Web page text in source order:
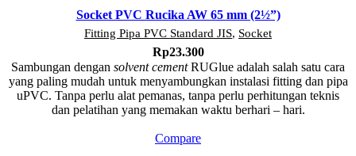
Socket PVC Rucika AW 65 mm (2½”)
Fitting Pipa PVC Standard JIS, Socket
Rp23.300
Sambungan dengan solvent cementRUGlue adalah salah satu cara
yang paling mudah untuk menyambungkan instalasi fitting dan pipa
uPVC. Tanpa perlu alat pemanas, tanpa perlu perhitungan teknis
dan pelatihan yang memakan waktu berhari – hari.
Compare